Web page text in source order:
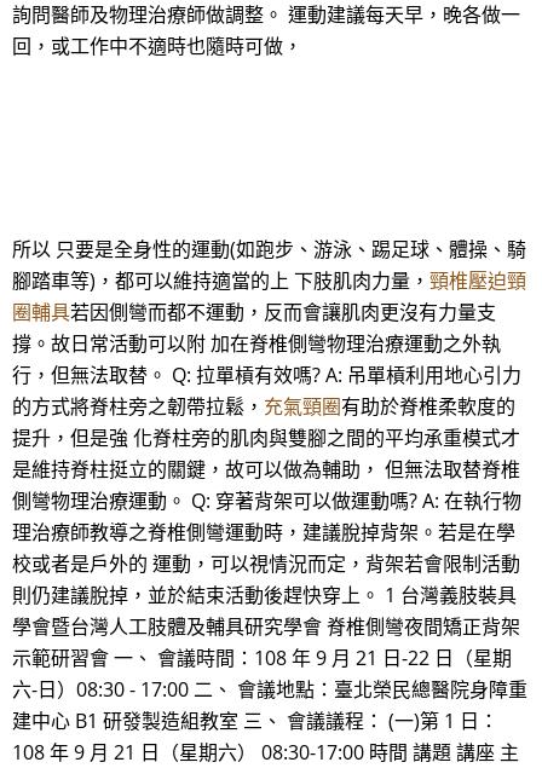
詢問醫師及物理治療師做調整。 運動建議每天早，晚各做一
回，或工作中不適時也隨時可做，
所以 只要是全身性的運動(如跑步、游泳、踢足球、體操、騎
腳踏車等)，都可以維持適當的上 下肢肌肉力量， 頸椎壓迫頸
圈輔具若因側彎而都不運動，反而會讓肌肉更沒有力量支
撐。故日常活動可以附 加在脊椎側彎物理治療運動之外執
行，但無法取替。 Q: 拉單槓有效嗎? A: 吊單槓利用地心引力
的方式將脊柱旁之韌帶拉鬆， 充氣頸圈有助於脊椎柔軟度的
提升，但是強 化脊柱旁的肌肉與雙腳之間的平均承重模式才
是維持脊柱挺立的關鍵，故可以做為輔助， 但無法取替脊椎
側彎物理治療運動。 Q: 穿著背架可以做運動嗎? A: 在執行物
理治療師教導之脊椎側彎運動時，建議脫掉背架。若是在學
校或者是戶外的 運動，可以視情況而定，背架若會限制活動
則仍建議脫掉，並於結束活動後趕快穿上。 1 台灣義肢裝具
學會暨台灣人工肢體及輔具研究學會 脊椎側彎夜間矯正背架
示範研習會 一、 會議時間：108 年 9 月 21 日-22 日（星期
六-日）08:30 - 17:00 二、 會議地點：臺北榮民總醫院身障重
建中心 B1 研發製造組教室 三、 會議議程： (一)第 1 日：
108 年 9 月 21 日（星期六） 08:30-17:00 時間 講題 講座 主